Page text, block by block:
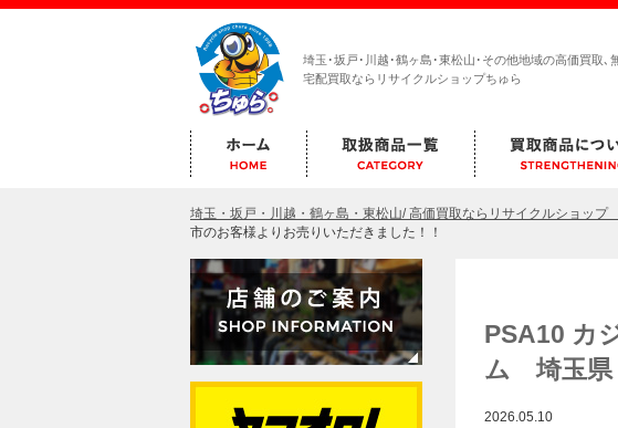
埼玉･坂戸･川越･鶴ヶ島･東松山･その他地域の高価買取､
宅配買取ならリサイクルショップちゅら
埼玉・坂戸・川越・鶴ヶ島・東松山/ 高価買取ならリサイクルショップ
市のお客様よりお売りいただきました！！
PSA10 カ
ム 埼玉県
2026.05.10